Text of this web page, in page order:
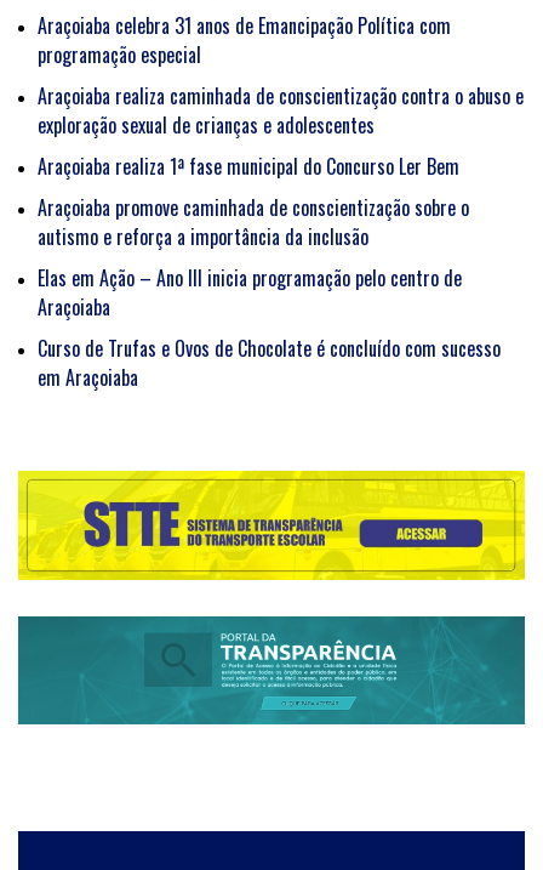
Araçoiaba celebra 31 anos de Emancipação Política com
programação especial
Araçoiaba realiza caminhada de conscientização contra o abuso e
exploração sexual de crianças e adolescentes
Araçoiaba realiza 1ª fase municipal do Concurso Ler Bem
Araçoiaba promove caminhada de conscientização sobre o
autismo e reforça a importância da inclusão
Elas em Ação – Ano III inicia programação pelo centro de
Araçoiaba
Curso de Trufas e Ovos de Chocolate é concluído com sucesso
em Araçoiaba